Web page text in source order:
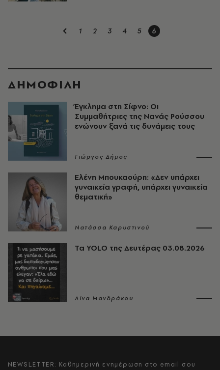
1 2 3 4 5 6
ΔΗΜΟΦΙΛΗ
Έγκλημα στη Σίφνο: Οι
Συμμαθήτριες της Νανάς Ρούσσου
ενώνουν ξανά τις δυνάμεις τους
Γιώργος Δήμος
Ελένη Μπουκαούρη: «Δεν υπάρχει
γυναικεία γραφή, υπάρχει γυναικεία
θεματική»
Νατάσσα Καρυστινού
Τα YOLO της Δευτέρας 03.08.2026
Λίνα Μανδράκου
NEWSLETTER: Καθημερινή ενημέρωση στο email σου